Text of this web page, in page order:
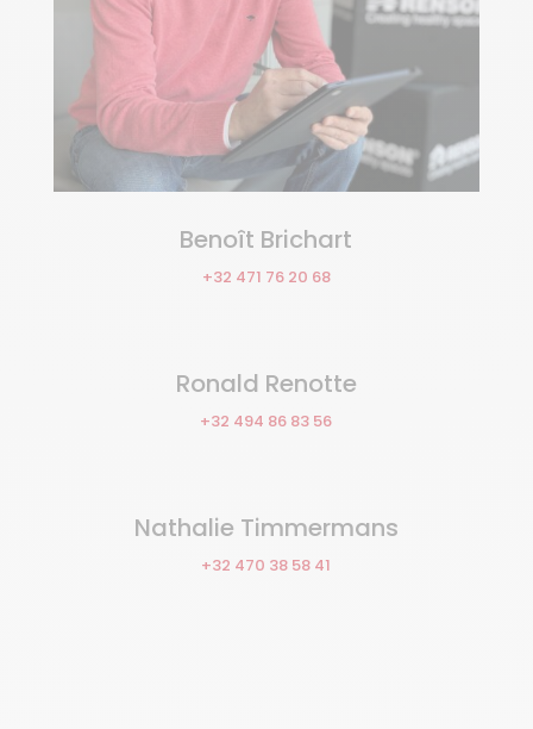
Benoît Brichart
+32 471 76 20 68
Ronald Renotte
+32 494 86 83 56
Nathalie Timmermans
+32 470 38 58 41